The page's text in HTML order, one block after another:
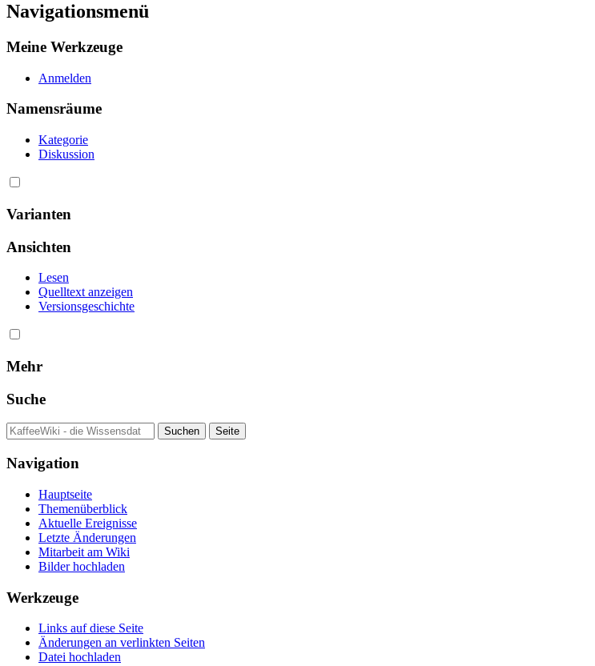
Navigationsmenü
Meine Werkzeuge
Anmelden
Namensräume
Kategorie
Diskussion
Varianten
Ansichten
Lesen
Quelltext anzeigen
Versionsgeschichte
Mehr
Suche
Navigation
Hauptseite
Themenüberblick
Aktuelle Ereignisse
Letzte Änderungen
Mitarbeit am Wiki
Bilder hochladen
Werkzeuge
Links auf diese Seite
Änderungen an verlinkten Seiten
Datei hochladen